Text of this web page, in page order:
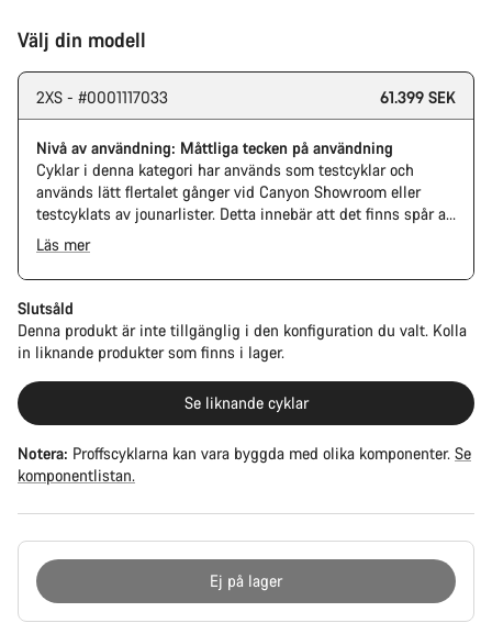
Välj din modell
2XS - #0001117033 61.399 SEK
Nivå av användning: Måttliga tecken på användning
Cyklar i denna kategori har används som testcyklar och
används lätt flertalet gånger vid Canyon Showroom eller
testcyklats av jounarlister. Detta innebär att det finns spår av
användning på kedja och kasset. Ram samt övriga
komponenter kan ha lätta skrapmärken, lacksläpp eller
avikande färg, dock har alla cykelns komponenter full
funktion.
Läs mer
Slutsåld
Denna produkt är inte tillgänglig i den konfiguration du valt. Kolla
in liknande produkter som finns i lager.
Se liknande cyklar
Notera: Proffscyklarna kan vara byggda med olika komponenter. Se
komponentlistan.
Ej på lager